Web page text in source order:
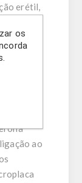
erétil,
ensaio
a
na
ao
os